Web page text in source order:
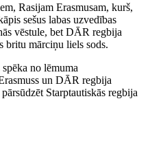
Rasijam Erasmusam, kurš,
sešus labas uzvedības
vēstule, bet DĀR regbija
britu mārciņu liels sods.
no lēmuma
un DĀR regbija
Starptautiskās regbija